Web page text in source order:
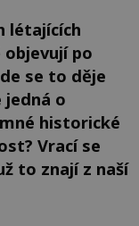
létajících
objevují po
se to děje
jedná o
historické
Vrací se
to znají z naší